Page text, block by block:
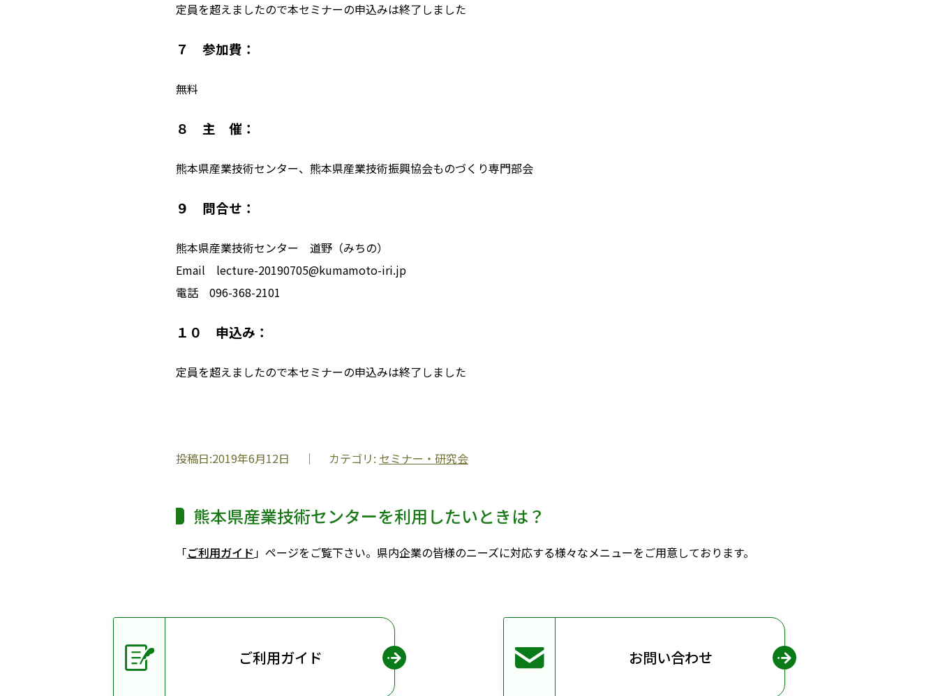
定員を超えましたので本セミナーの申込みは終了しました
７ 参加費：
無料
８ 主 催：
熊本県産業技術センター、熊本県産業技術振興協会ものづくり専門部会
９ 問合せ：
熊本県産業技術センター 道野（みちの）
Email lecture-20190705@kumamoto-iri.jp
電話 096-368-2101
１０ 申込み：
定員を超えましたので本セミナーの申込みは終了しました
投稿日:2019年6月12日 ｜ カテゴリ: セミナー・研究会
熊本県産業技術センターを利用したいときは？
「ご利用ガイド」ページをご覧下さい。県内企業の皆様のニーズに対応する様々なメニューをご用意しております。
ご利用ガイド お問い合わせ